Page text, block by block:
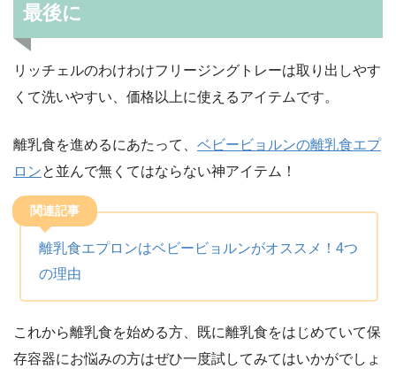
最後に
リッチェルのわけわけフリージングトレーは取り出しやす
くて洗いやすい、価格以上に使えるアイテムです。
離乳食を進めるにあたって、 ベビービョルンの離乳食エプ
ロンと並んで無くてはならない神アイテム！
関連記事
離乳食エプロンはベビービョルンがオススメ！4つ
の理由
これから離乳食を始める方、既に離乳食をはじめていて保
存容器にお悩みの方はぜひ一度試してみてはいかがでしょ